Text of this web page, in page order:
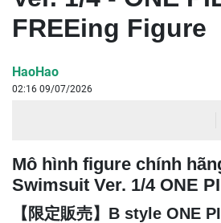
FREEing Figure
HaoHao
02:16 09/07/2026
Mô hình figure chính
Swimsuit Ver. 1/4 ONE
【限定販売】B style ONE